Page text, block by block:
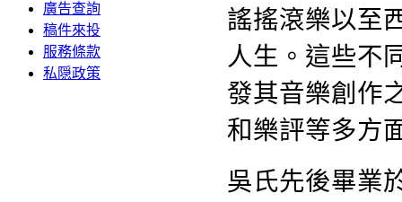
謠搖滾樂以至
人生。這些不
發其音樂創作
和樂評等多方
吳氏先後畢業
廣告查詢
稿件來投
服務條款
私隠政策